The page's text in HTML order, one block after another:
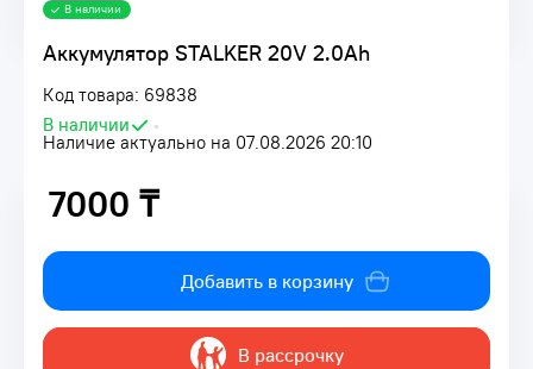
Аккумулятор STALKER 20V 2.0Ah
Код товара: 69838
В наличии
•
Наличие актуально на 07.08.2026 20:10
В наличии
7000 ₸
7000 ₸
Добавить в корзину
В рассрочку